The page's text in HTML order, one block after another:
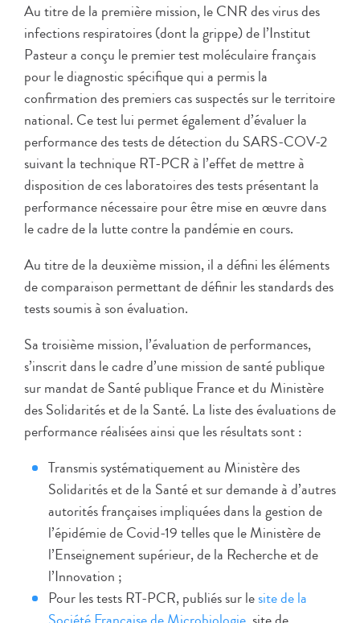
Au titre de la première mission, le CNR des virus des
infections respiratoires (dont la grippe) de l’Institut
Pasteur a conçu le premier test moléculaire français
pour le diagnostic spécifique qui a permis la
confirmation des premiers cas suspectés sur le territoire
national. Ce test lui permet également d’évaluer la
performance des tests de détection du SARS-COV-2
suivant la technique RT-PCR à l’effet de mettre à
disposition de ces laboratoires des tests présentant la
performance nécessaire pour être mise en œuvre dans
le cadre de la lutte contre la pandémie en cours.
Au titre de la deuxième mission, il a défini les éléments
de comparaison permettant de définir les standards des
tests soumis à son évaluation.
Sa troisième mission, l’évaluation de performances,
s’inscrit dans le cadre d’une mission de santé publique
sur mandat de Santé publique France et du Ministère
des Solidarités et de la Santé. La liste des évaluations de
performance réalisées ainsi que les résultats sont :
Transmis systématiquement au Ministère des
Solidarités et de la Santé et sur demande à d’autres
autorités françaises impliquées dans la gestion de
l’épidémie de Covid-19 telles que le Ministère de
l’Enseignement supérieur, de la Recherche et de
l’Innovation ;
Pour les tests RT-PCR, publiés sur lesite de la